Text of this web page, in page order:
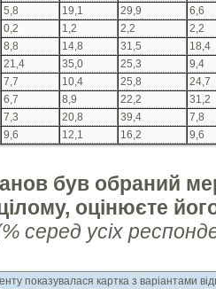
5,8 19,1 29,9
6,6
0,2 1,2 2,2
2,2
8,8 14,8 31,5
18,4
21,4 35,0 25,3
9,4
7,7 10,4 25,8
24,7
6,7 8,9 22,2
31,2
7,3 20,8 39,4
7,8
9,6 12,1 16,2 9,6
був обраний
оцінюєте
серед усіх
показувалася картка з варіантами